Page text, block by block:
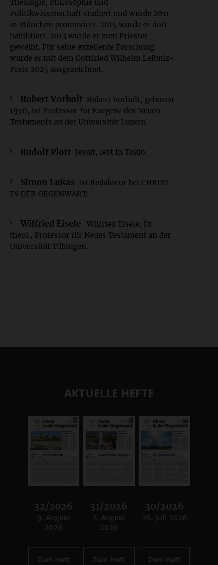
Theologie, Philosophie und
Politikwissenschaft studiert und wurde 2011
in München promoviert. 2015 wurde er dort
habilitiert. 2013 wurde er zum Priester
geweiht. Für seine exzellente Forschung
wurde er mit dem Gottfried Wilhelm Leibniz-
Preis 2025 ausgezeichnet.
Robert Vorholt
Robert Vorholt, geboren
1970, ist Professor für Exegese des Neuen
Testaments an der Universität Luzern.
Rudolf Plott Jesuit, lebt in Tokio.
Simon Lukas
ist Redakteur bei CHRIST
IN DER GEGENWART.
Wilfried Eisele
Wilfried Eisele, Dr.
theol., Professor für Neues Testament an der
Universität Tübingen.
AKTUELLE HEFTE
32/2026
:
9. August
2026
Zum Heft
31/2026
:
2. August
2026
Zum Heft
30/2026
:
26. Juli 2026
Zum Heft